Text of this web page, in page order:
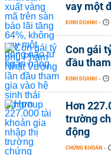
vay một
KINH DOANH -
Con gái
đầu
KINH DOANH -
Hơn
trường
động
CHỨNG KHOÁN -